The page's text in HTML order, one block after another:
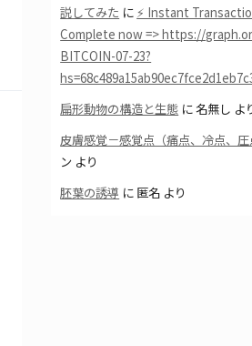
説してみた に ⚡ Instant
Complete now => https://
BITCOIN-07-23?
扁形動物の構造と生態 に名無し よ
皮膚感覚－感覚点（痛点、冷点、圧
ン より
胚葉の誘導 に 匿名 より